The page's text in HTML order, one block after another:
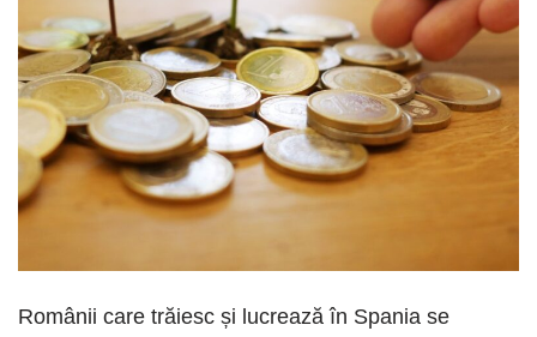
Românii care trăiesc și lucrează în Spania se